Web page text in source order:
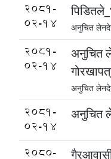
2081-
02-14
अनुचित
2081-
02-14
अनुचित
अनुचित
2081-
02-14
अनुचित
2080-